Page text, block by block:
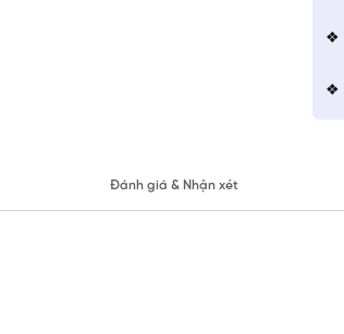
Đánh giá & Nhận xét